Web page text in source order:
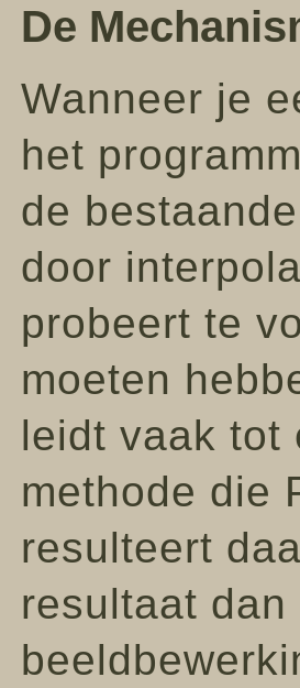
De
Wanneer je
het
de
door
probeert te
moeten
leidt vaak tot
methode die
resulteert
resultaat